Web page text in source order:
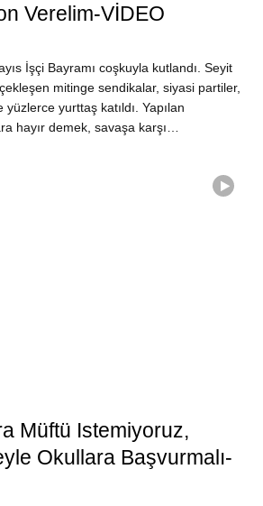
Verelim-VİDEO
İşçi Bayramı coşkuyla kutlandı. Seyit
mitinge sendikalar, siyasi partiler,
yurttaş katıldı. Yapılan
hayır demek, savaşa karşı…
Müftü Istemiyoruz,
Okullara Başvurmalı-